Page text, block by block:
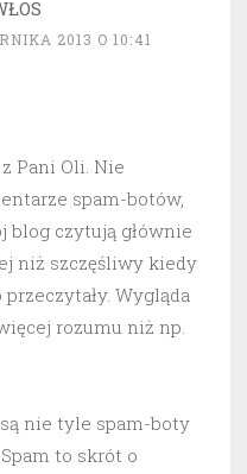
2013 O 10:41
Pani Oli. Nie
spam-botów,
blog czytują głównie
niż szczęśliwy kiedy
Wygląda
rozumu niż np.
nie tyle spam-boty
to skrót o